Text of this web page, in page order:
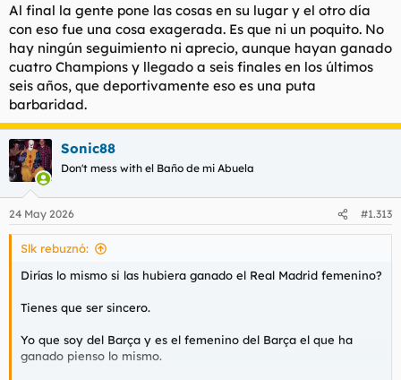
Al final la gente pone las cosas en su lugar y el otro día
con eso fue una cosa exagerada. Es que ni un poquito. No
hay ningún seguimiento ni aprecio, aunque hayan ganado
cuatro Champions y llegado a seis finales en los últimos
seis años, que deportivamente eso es una puta
barbaridad.
Sonic88
Don't mess with el Baño de mi Abuela
24 May 2026 #1.313
Slk rebuznó:
Dirías lo mismo si las hubiera ganado el Real Madrid femenino?
Tienes que ser sincero.
Yo que soy del Barça y es el femenino del Barça el que ha
ganado pienso lo mismo.